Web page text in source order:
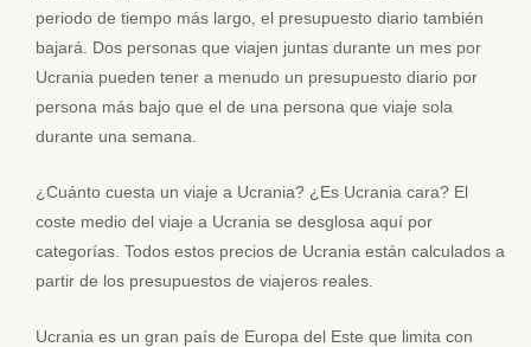
periodo de tiempo más largo, el presupuesto diario también
bajará. Dos personas que viajen juntas durante un mes por
Ucrania pueden tener a menudo un presupuesto diario por
persona más bajo que el de una persona que viaje sola
durante una semana.
¿Cuánto cuesta un viaje a Ucrania? ¿Es Ucrania cara? El
coste medio del viaje a Ucrania se desglosa aquí por
categorías. Todos estos precios de Ucrania están calculados a
partir de los presupuestos de viajeros reales.
Ucrania es un gran país de Europa del Este que limita con